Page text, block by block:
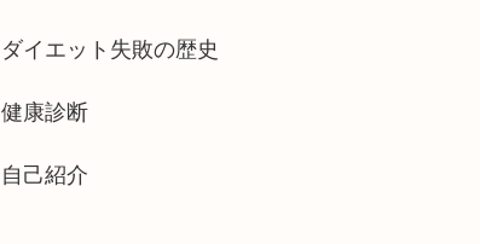
ダイエット失敗の歴史
健康診断
自己紹介